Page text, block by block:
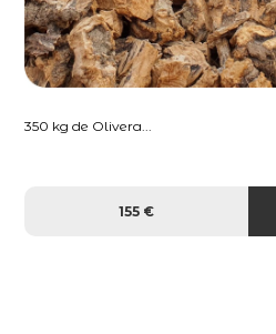
350 kg de Olivera...
155 €